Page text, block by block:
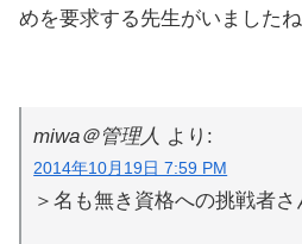
めを要求する先生がいましたね
miwa＠管理人 より:
2014年10月19日 7:59 PM
＞名も無き資格への挑戦者さ